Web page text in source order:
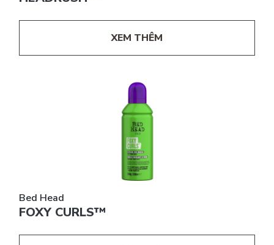
XEM THÊM
Bed Head
FOXY CURLS™